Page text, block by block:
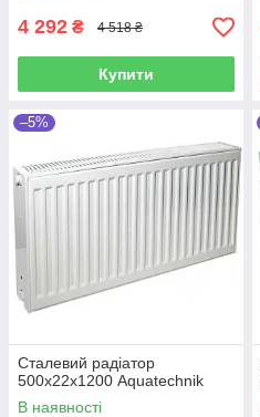
4 292 ₴ 4 518 ₴
Купити
–5%
Сталевий радіатор
500х22х1200 Aquatechnik
В наявності